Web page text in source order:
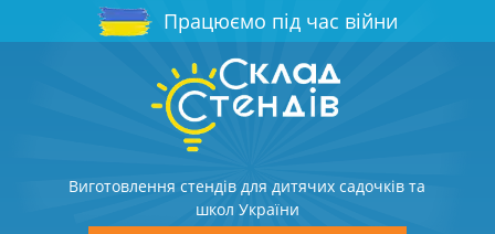
Працюємо під час війни
Виготовлення стендів для дитячих садочків та
школ України